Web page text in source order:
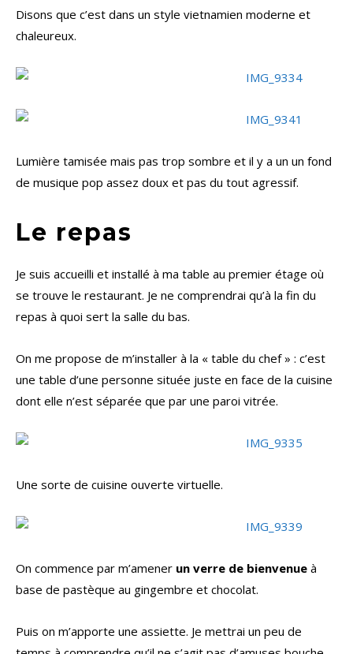
Disons que c’est dans un style vietnamien moderne et
chaleureux.
Lumière tamisée mais pas trop sombre et il y a un un fond
de musique pop assez doux et pas du tout agressif.
Le repas
Je suis accueilli et installé à ma table au premier étage où
se trouve le restaurant. Je ne comprendrai qu’à la fin du
repas à quoi sert la salle du bas.
On me propose de m’installer à la « table du chef » : c’est
une table d’une personne située juste en face de la cuisine
dont elle n’est séparée que par une paroi vitrée.
Une sorte de cuisine ouverte virtuelle.
On commence par m’amener un verre de bienvenue à
base de pastèque au gingembre et chocolat.
Puis on m’apporte une assiette. Je mettrai un peu de